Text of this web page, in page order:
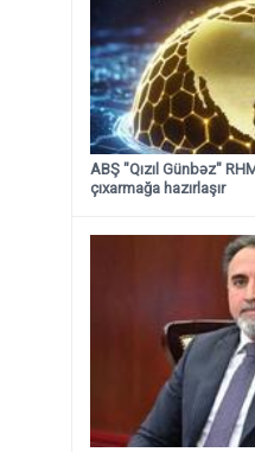
ABŞ "Qızıl Günbəz"
çıxarmağa hazırlaşır